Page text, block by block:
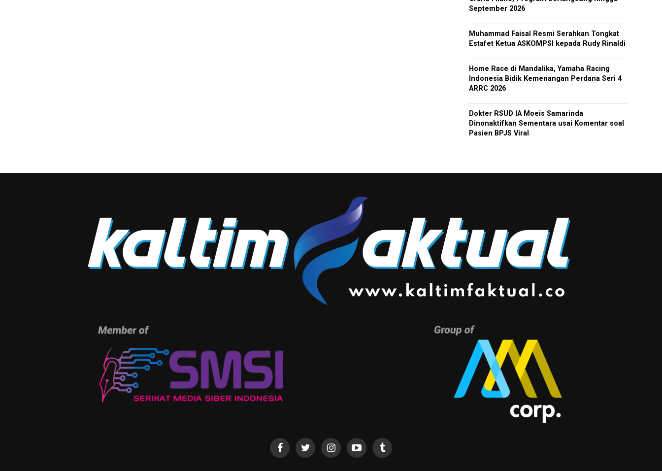
September 2026
Muhammad Faisal Resmi Serahkan Tongkat
Estafet Ketua ASKOMPSI kepada Rudy Rinaldi
Home Race di Mandalika, Yamaha Racing
Indonesia Bidik Kemenangan Perdana Seri 4
ARRC 2026
Dokter RSUD IA Moeis Samarinda
Dinonaktifkan Sementara usai Komentar soal
Pasien BPJS Viral